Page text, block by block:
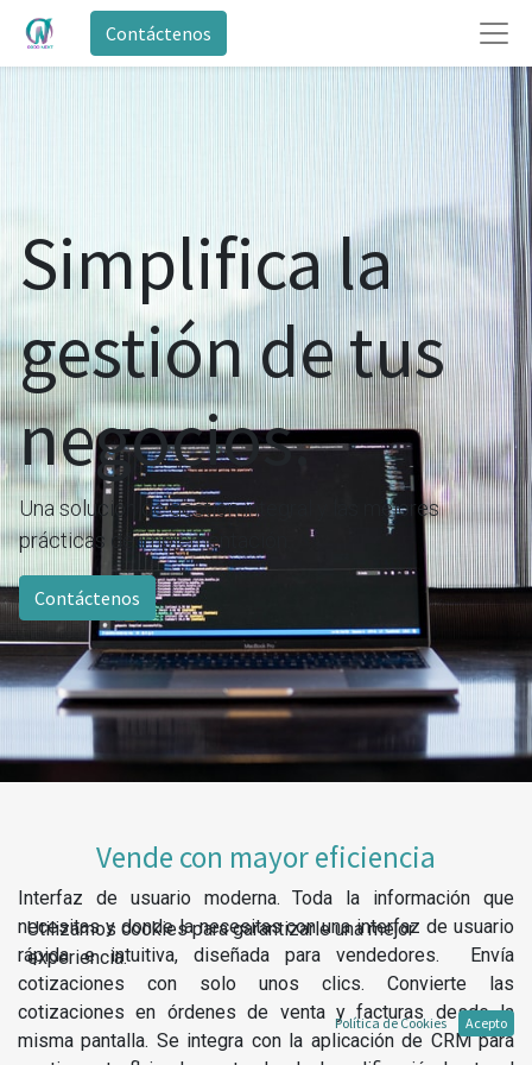
Contáctenos
Simplifica la
gestión de tus
negocios.
Una solución de gestión integral y las mejores
prácticas de implementación.
Contáctenos
Vende con mayor eficiencia
Interfaz de usuario moderna. Toda la información que
necesitas y donde la necesitas con una interfaz de usuario
rápida e intuitiva, diseñada para vendedores. Envía
cotizaciones con solo unos clics. Convierte las
cotizaciones en órdenes de venta y facturas desde la
misma pantalla. Se integra con la aplicación de CRM para
Utilizamos cookies para garantizarle una mejor
experiencia.
Política de Cookies Acepto